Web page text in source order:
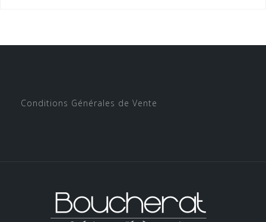
Conditions Générales de Vente